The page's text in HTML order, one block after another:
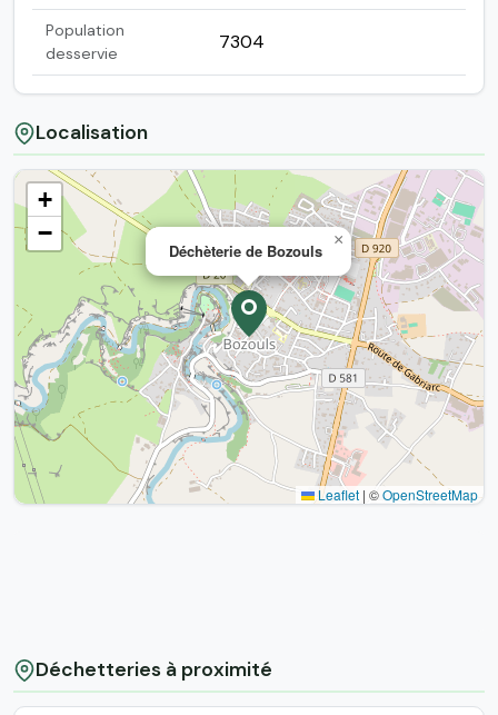
Population
desservie
7304
Localisation
Déchèterie de Bozouls
×
+
−
Leaflet | ©OpenStreetMap
Déchetteries à proximité